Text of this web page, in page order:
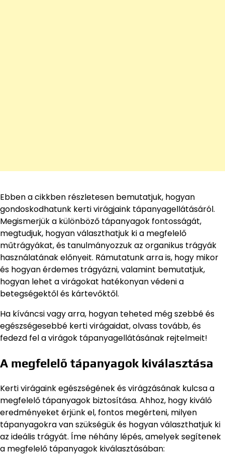
Ebben a cikkben részletesen bemutatjuk, hogyan
gondoskodhatunk kerti virágjaink tápanyagellátásáról.
Megismerjük a különböző tápanyagok fontosságát,
megtudjuk, hogyan választhatjuk ki a megfelelő
műtrágyákat, és tanulmányozzuk az organikus trágyák
használatának előnyeit. Rámutatunk arra is, hogy mikor
és hogyan érdemes trágyázni, valamint bemutatjuk,
hogyan lehet a virágokat hatékonyan védeni a
betegségektől és kártevőktől.
Ha kíváncsi vagy arra, hogyan teheted még szebbé és
egészségesebbé kerti virágaidat, olvass tovább, és
fedezd fel a virágok tápanyagellátásának rejtelmeit!
A megfelelő tápanyagok kiválasztása
Kerti virágaink egészségének és virágzásának kulcsa a
megfelelő tápanyagok biztosítása. Ahhoz, hogy kiváló
eredményeket érjünk el, fontos megérteni, milyen
tápanyagokra van szükségük és hogyan választhatjuk ki
az ideális trágyát. Íme néhány lépés, amelyek segítenek
a megfelelő tápanyagok kiválasztásában: